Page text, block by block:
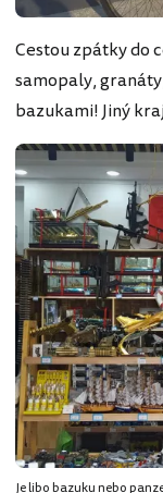
Cestou zpátky do
samopaly,
bazukami! Jiný
Je libo bazuku nebo